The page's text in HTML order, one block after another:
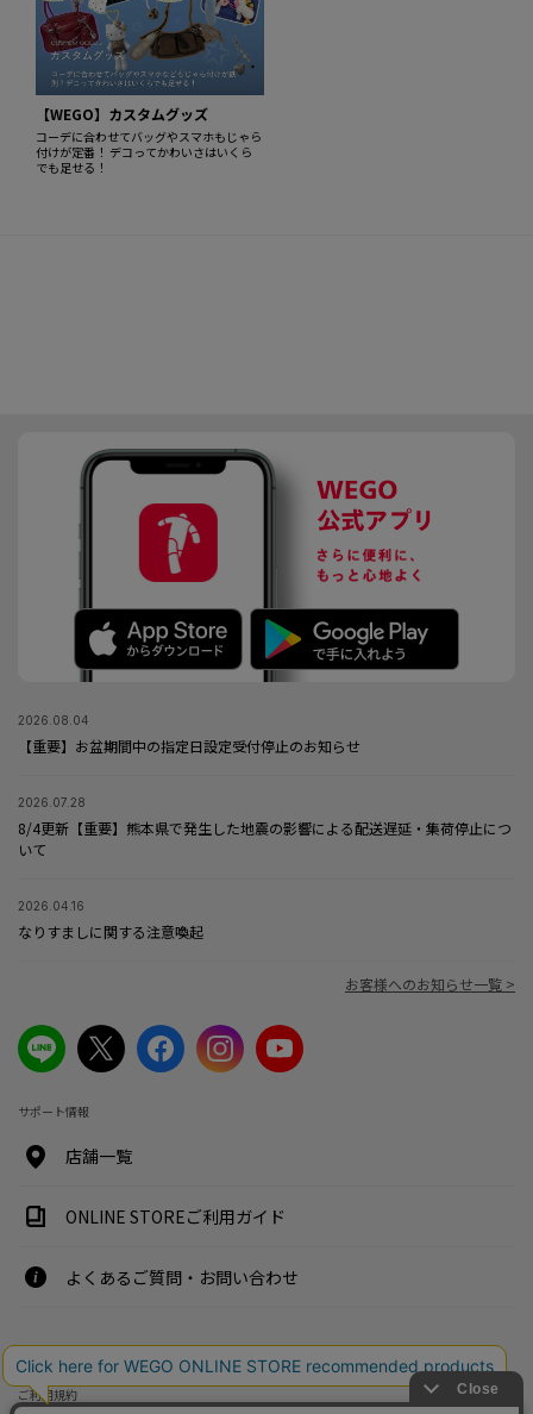
【WEGO】カスタムグッズ
コーデに合わせてバッグやスマホもじゃら
付けが定番！ デコってかわいさはいくら
でも足せる！
2026.08.04
【重要】お盆期間中の指定日設定受付停止のお知らせ
2026.07.28
8/4更新【重要】熊本県で発生した地震の影響による配送遅延・集荷停止につ
いて
2026.04.16
なりすましに関する注意喚起
お客様へのお知らせ一覧 >
サポート情報
店舗一覧
ONLINE STOREご利用ガイド
よくあるご質問・お問い合わせ
特定商取引法・古物営業法に基づく表示案内
ご利用規約